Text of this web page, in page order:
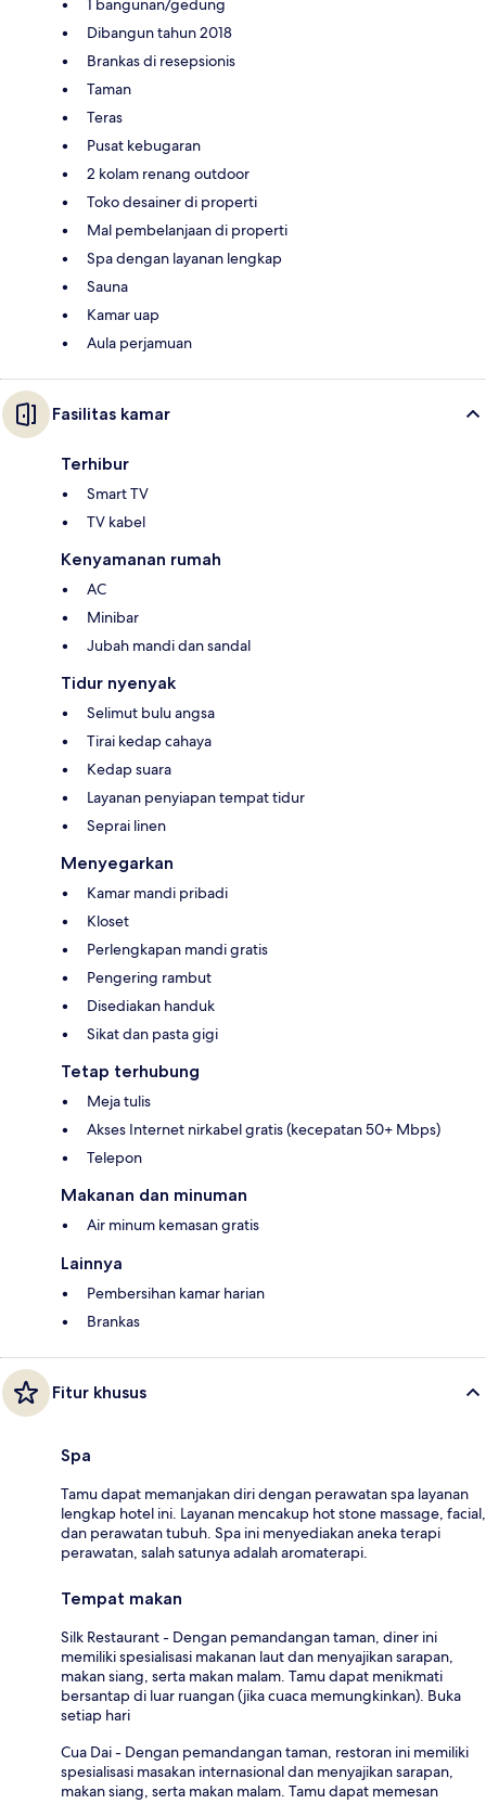
1 bangunan/gedung
Dibangun tahun 2018
Brankas di resepsionis
Taman
Teras
Pusat kebugaran
2 kolam renang outdoor
Toko desainer di properti
Mal pembelanjaan di properti
Spa dengan layanan lengkap
Sauna
Kamar uap
Aula perjamuan
Fasilitas kamar
Terhibur
Smart TV
TV kabel
Kenyamanan rumah
AC
Minibar
Jubah mandi dan sandal
Tidur nyenyak
Selimut bulu angsa
Tirai kedap cahaya
Kedap suara
Layanan penyiapan tempat tidur
Seprai linen
Menyegarkan
Kamar mandi pribadi
Kloset
Perlengkapan mandi gratis
Pengering rambut
Disediakan handuk
Sikat dan pasta gigi
Tetap terhubung
Meja tulis
Akses Internet nirkabel gratis (kecepatan 50+ Mbps)
Telepon
Makanan dan minuman
Air minum kemasan gratis
Lainnya
Pembersihan kamar harian
Brankas
Fitur khusus
Spa
Tamu dapat memanjakan diri dengan perawatan spa layanan
lengkap hotel ini. Layanan mencakup hot stone massage, facial,
dan perawatan tubuh. Spa ini menyediakan aneka terapi
perawatan, salah satunya adalah aromaterapi.
Tempat makan
Silk Restaurant - Dengan pemandangan taman, diner ini
memiliki spesialisasi makanan laut dan menyajikan sarapan,
makan siang, serta makan malam. Tamu dapat menikmati
bersantap di luar ruangan (jika cuaca memungkinkan). Buka
setiap hari
Cua Dai - Dengan pemandangan taman, restoran ini memiliki
spesialisasi masakan internasional dan menyajikan sarapan,
makan siang, serta makan malam. Tamu dapat memesan